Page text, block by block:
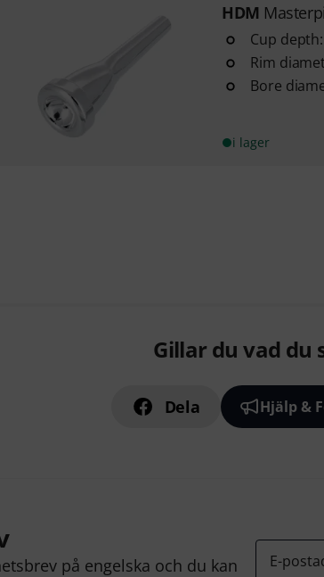
HDM
Cup
Rim
Bore
i lager
Gillar du vad du
Dela Hjälp &
på engelska och du kan
E-